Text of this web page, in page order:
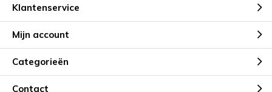
Klantenservice
Mijn account
Categorieën
Contact